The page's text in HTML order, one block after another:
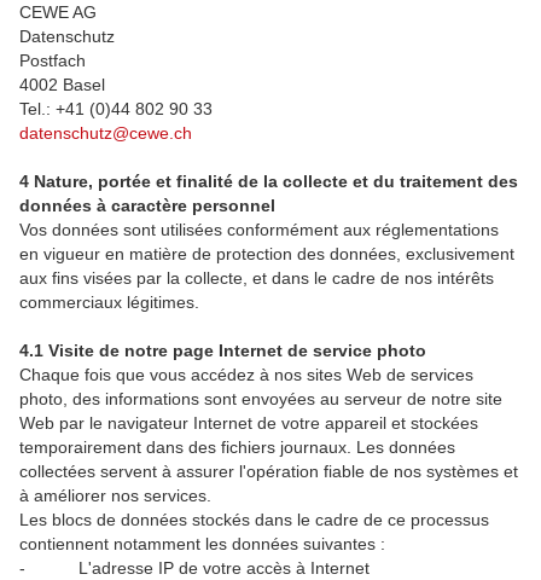
CEWE AG
Datenschutz
Postfach
4002 Basel
Tel.: +41 (0)44 802 90 33
datenschutz@cewe.ch
4 Nature, portée et finalité de la collecte et du traitement des
données à caractère personnel
Vos données sont utilisées conformément aux réglementations
en vigueur en matière de protection des données, exclusivement
aux fins visées par la collecte, et dans le cadre de nos intérêts
commerciaux légitimes.
4.1 Visite de notre page Internet de service photo
Chaque fois que vous accédez à nos sites Web de services
photo, des informations sont envoyées au serveur de notre site
Web par le navigateur Internet de votre appareil et stockées
temporairement dans des fichiers journaux. Les données
collectées servent à assurer l'opération fiable de nos systèmes et
à améliorer nos services.
Les blocs de données stockés dans le cadre de ce processus
contiennent notamment les données suivantes :
-
L'adresse IP de votre accès à Internet